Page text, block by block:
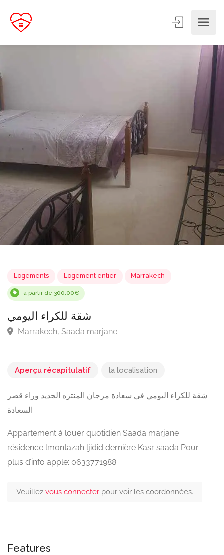
Logements Logement entier
à partir de 300,00€
Aperçu récapitulatif la localisation
شقة للكراء اليومي في سعادة مرجان المنتزه الجديد وراء قصر
السعادة
Appartement à louer quotidien Saada marjane
résidence lmontazah ljidid dernière Kasr saada Pour
plus d’info apple: 0633771988
Veuillez vous connecter pour voir les coordonnées.
Features